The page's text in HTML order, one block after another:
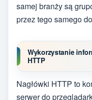
samej branży są
przez tego samego
Wykorzystanie
HTTP
Nagłówki HTTP to
serwer do